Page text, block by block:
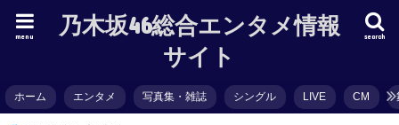
乃木坂46総合エンタメ情報
サイト
search
menu
ホーム エンタメ 写真集・雑誌 シングル LIVE CM